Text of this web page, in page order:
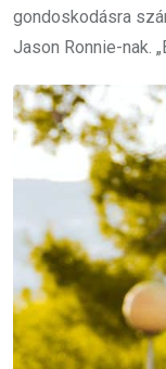
gondoskodásra
Jason Ronnie-nak.